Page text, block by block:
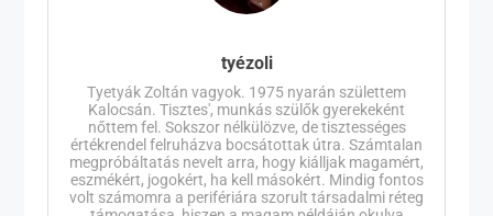
tyézoli
Tyetyák Zoltán vagyok. 1975 nyarán születtem
Kalocsán. Tisztes', munkás szülők gyerekeként
nőttem fel. Sokszor nélkülözve, de tisztességes
értékrendel felruházva bocsátottak útra. Számtalan
megpróbáltatás nevelt arra, hogy kiálljak magamért,
eszmékért, jogokért, ha kell másokért. Mindig fontos
volt számomra a perifériára szorult társadalmi réteg